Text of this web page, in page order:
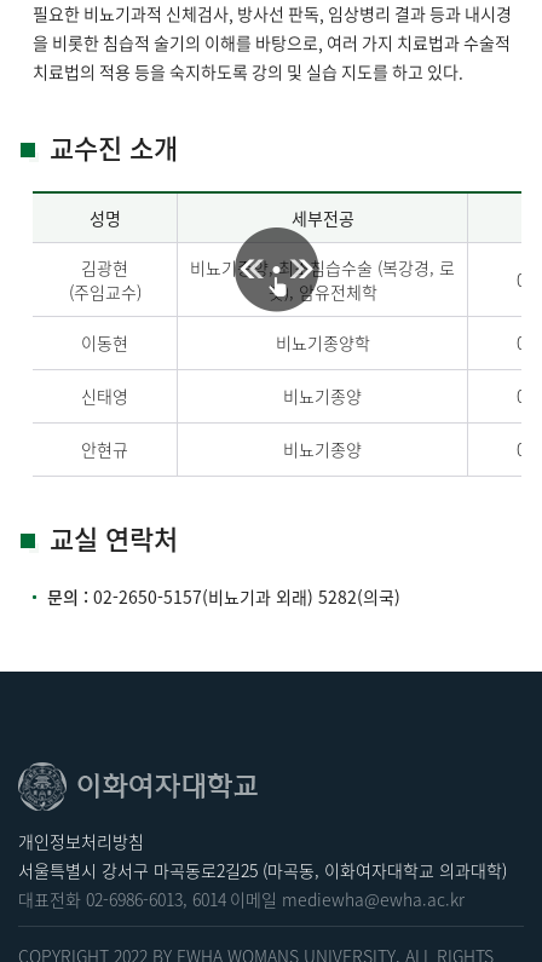
필요한 비뇨기과적 신체검사, 방사선 판독, 임상병리 결과 등과 내시경
을 비롯한 침습적 술기의 이해를 바탕으로, 여러 가지 치료법과 수술적
치료법의 적용 등을 숙지하도록 강의 및 실습 지도를 하고 있다.
교수진 소개
성명 세부전공
김광현
(주임교수)
비뇨기종양, 최소침습수술 (복강경, 로
봇), 암유전체학
이동현 비뇨기종양학
신태영 비뇨기종양
안현규 비뇨기종양
교실 연락처
문의 : 02-2650-5157(비뇨기과 외래) 5282(의국)
개인정보처리방침
서울특별시 강서구 마곡동로2길25 (마곡동, 이화여자대학교 의과대학)
대표전화 02-6986-6013, 6014 이메일 mediewha@ewha.ac.kr
COPYRIGHT 2022 BY EWHA WOMANS UNIVERSITY. ALL RIGHTS